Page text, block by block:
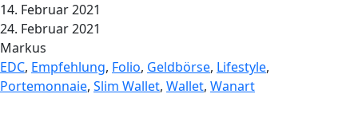
14. Februar 2021
24. Februar 2021
Markus
EDC, Empfehlung, Folio, Geldbörse, Lifestyle,
Portemonnaie, Slim Wallet, Wallet, Wanart